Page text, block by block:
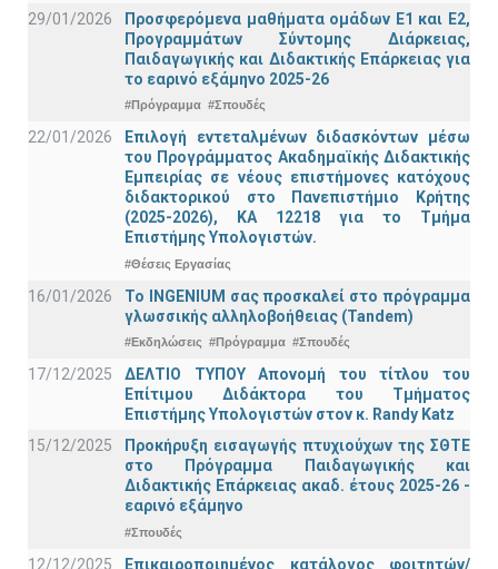
29/01/2026
Προσφερόμενα μαθήματα ομάδων Ε1 και Ε2,
Προγραμμάτων Σύντομης Διάρκειας,
Παιδαγωγικής και Διδακτικής Επάρκειας για
το εαρινό εξάμηνο 2025-26
#Πρόγραμμα #Σπουδές
22/01/2026
Επιλογή εντεταλμένων διδασκόντων μέσω
του Προγράμματος Ακαδημαϊκής Διδακτικής
Εμπειρίας σε νέους επιστήμονες κατόχους
διδακτορικού στο Πανεπιστήμιο Κρήτης
(2025-2026), ΚΑ 12218 για το Τμήμα
Επιστήμης Υπολογιστών.
#Θέσεις Εργασίας
16/01/2026
Το INGENIUM σας προσκαλεί στο πρόγραμμα
γλωσσικής αλληλοβοήθειας (Tandem)
#Εκδηλώσεις #Πρόγραμμα #Σπουδές
17/12/2025
ΔΕΛΤΙΟ ΤΥΠΟΥ Απονομή του τίτλου του
Επίτιμου Διδάκτορα του Τμήματος
Επιστήμης Υπολογιστών στον κ. Randy Katz
15/12/2025
Προκήρυξη εισαγωγής πτυχιούχων της ΣΘΤΕ
στο Πρόγραμμα Παιδαγωγικής και
Διδακτικής Επάρκειας ακαδ. έτους 2025-26 -
εαρινό εξάμηνο
#Σπουδές
12/12/2025 Επικαιροποιημένος κατάλογος φοιτητών/